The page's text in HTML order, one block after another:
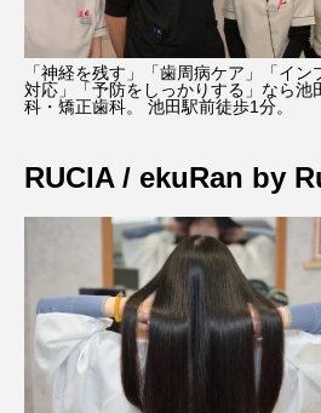
「神経を残す」「歯周病ケア」「イン
対応」「予防をしっかりする」なら池
科・矯正歯科。 池田駅前徒歩1分。
RUCIA / ekuRan by